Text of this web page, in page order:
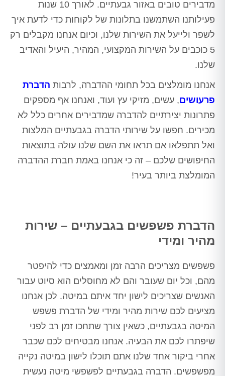
מדבירים טובים באזור גבעתיים. לאורך 10 שנות
פעילותנו השתמשנו בתלונות של לקוחות כדי לדעת איך
לשפר ולייעל את השירות שלנו, וכיום אנחנו מקבלים רק
5 כוכבים על השירות המקצועי, המהיר, היעיל והאדיב
שלנו.
אנחנו מומלצים בכל תחומי ההדברה, לרבות הדברת
פרעושים, עשים, מזיקי עץ ועוד, ואנחנו אף מספקים
פתרונות יצירתיים להדברה שמדבירים אחרים כלל לא
מכירים. חפשו על שירותי הדברה בגבעתיים המלצות
ואל תתפלאו אם תראו את השם שלנו עולה בתוצאות
החיפושים שלכם – זה כי אנחנו באמת חברת ההדברה
המומלצת ביותר בעיר!
הדברת פשפשים בגבעתיים – שירות
מהיר ומידי
פשפשים מצריכים הרבה זמן ומאמצים כדי להיפטר
מהם, וכל יום שעובר והם לא מחוסלים הוא סיוט עבור
האנשים שצריכים לישון יחד איתם במיטה. לכן אנחנו
מציעים לכם שירות מהיר ומידי של הדברת פשפש
המיטה בגבעתיים, כשאין צורך שתחכו זמן רב לפני
שיפתרו לכם את הבעיה. אנחנו מבטיחים לכם שכבר
אחרי ביקור אחד שלנו אתם תוכלו לישון במיטה נקייה
מפשפשים. הדברה בגבעתיים לפשפשי מיטה נעשית